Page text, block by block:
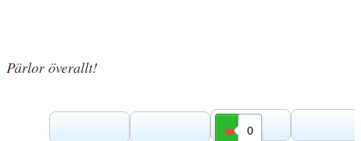
Pärlor överallt!
0
Gilla